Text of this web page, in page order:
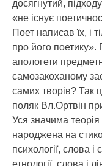
досягнутий,
«не існує
Поет написав їх, і
про його поетику».
апологети
самозакоханому
самих творів? Так
поляк Вл.Ортвін
Уся значима теорія
народжена на
психології, слова і
етнології, слова і